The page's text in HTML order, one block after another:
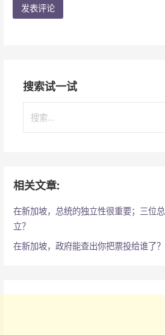
搜索试一试
索
相关文章:
在新加坡，总统的独立性很重要；三位
立？
在新加坡，政府能查出你把票投给谁了